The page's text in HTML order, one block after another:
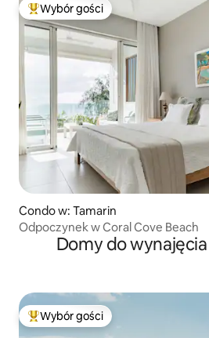
Najpopularniejsze z kategorii Wybór
Wybór gości
Condo w: Tamarin
Odpoczynek w Coral Cove Beach
Domy do
Najpopularniejsze z kategorii Wybór
Wybór gości